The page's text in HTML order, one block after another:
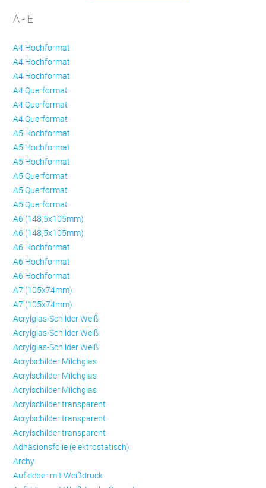
A - E
A4 Hochformat
A4 Hochformat
A4 Hochformat
A4 Querformat
A4 Querformat
A4 Querformat
A5 Hochformat
A5 Hochformat
A5 Hochformat
A5 Querformat
A5 Querformat
A5 Querformat
A6 (148,5x105mm)
A6 (148,5x105mm)
A6 Hochformat
A6 Hochformat
A6 Hochformat
A7 (105x74mm)
A7 (105x74mm)
Acrylglas-Schilder Weiß
Acrylglas-Schilder Weiß
Acrylglas-Schilder Weiß
Acrylschilder Milchglas
Acrylschilder Milchglas
Acrylschilder Milchglas
Acrylschilder transparent
Acrylschilder transparent
Acrylschilder transparent
Adhäsionsfolie (elektrostatisch)
Archy
Aufkleber mit Weißdruck